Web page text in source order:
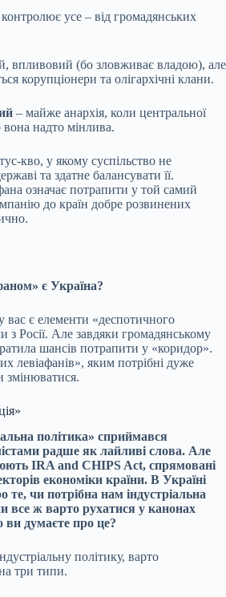
контролює усе – від громадянських
впливовий (бо зловживає владою), але
корупціонери та олігархічні клани.
– майже анархія, коли центральної
вона надто мінлива.
кво, у якому суспільство не
та здатне балансувати її.
означає потрапити у той самий
до країн добре розвинених
є Україна?
вас є елементи «деспотичного
з Росії. Але завдяки громадянському
шансів потрапити у «коридор».
левіафанів», яким потрібні дуже
змінюватися.
політика» сприймався
радше як лайливі слова. Але
IRA and CHIPS Act, спрямовані
економіки країни. В Україні
те, чи потрібна нам індустріальна
все ж варто рухатися у канонах
думаєте про це?
політику, варто
три типи.